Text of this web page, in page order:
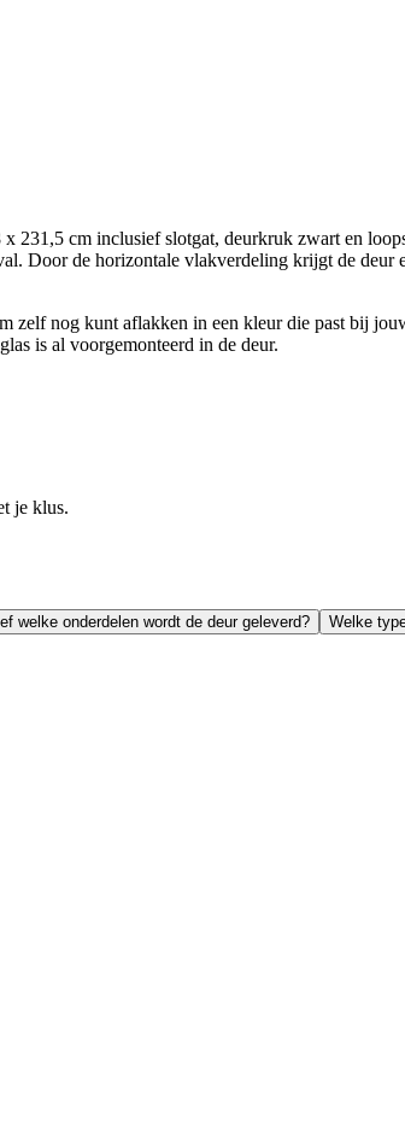
cm inclusief slotgat, deurkruk zwart en
Door de horizontale vlakverdeling krijgt de deur
zelf nog kunt aflakken in een kleur die past bij
is al voorgemonteerd in de deur.
je klus.
welke onderdelen wordt de deur geleverd?
Welke